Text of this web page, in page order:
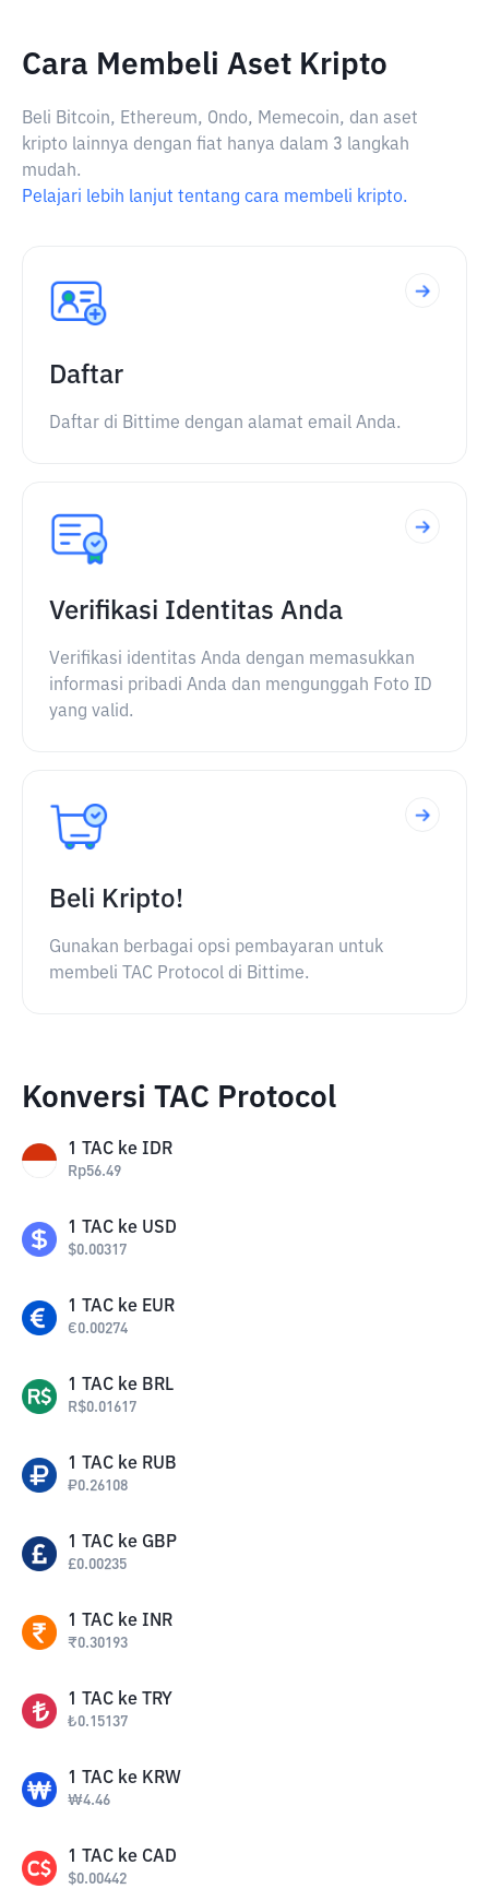
Cara Membeli Aset Kripto
Beli Bitcoin, Ethereum, Ondo, Memecoin, dan aset
kripto lainnya dengan fiat hanya dalam 3 langkah
mudah.
Pelajari lebih lanjut tentang cara membeli kripto.
Daftar
Daftar di Bittime dengan alamat email Anda.
Verifikasi Identitas Anda
Verifikasi identitas Anda dengan memasukkan
informasi pribadi Anda dan mengunggah Foto ID
yang valid.
Beli Kripto!
Gunakan berbagai opsi pembayaran untuk
membeli TAC Protocol di Bittime.
Konversi TAC Protocol
1 TAC ke IDR
Rp56.49
1 TAC ke USD
$0.00317
1 TAC ke EUR
€0.00274
1 TAC ke BRL
R$0.01617
1 TAC ke RUB
₽0.26108
1 TAC ke GBP
£0.00235
1 TAC ke INR
₹0.30193
1 TAC ke TRY
₺0.15137
1 TAC ke KRW
₩4.46
1 TAC ke CAD
$0.00442